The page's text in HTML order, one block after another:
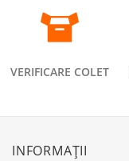
VERIFICARE COLET
INFORMAȚII